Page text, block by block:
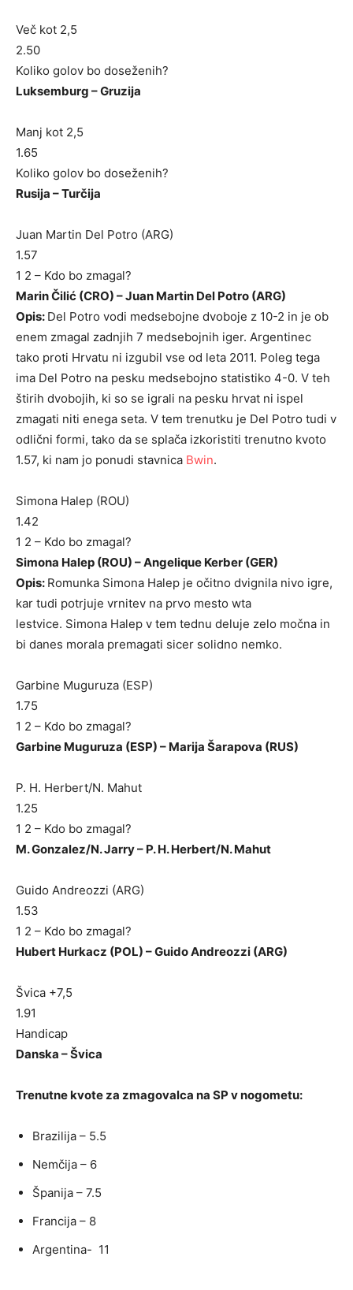
Več kot 2,5
2.50
Koliko golov bo doseženih?
Luksemburg – Gruzija
Manj kot 2,5
1.65
Koliko golov bo doseženih?
Rusija – Turčija
Juan Martin Del Potro (ARG)
1.57
1 2 – Kdo bo zmagal?
Marin Čilić (CRO) – Juan Martin Del Potro (ARG)
Opis: Del Potro vodi medsebojne dvoboje z 10-2 in je ob
enem zmagal zadnjih 7 medsebojnih iger. Argentinec
tako proti Hrvatu ni izgubil vse od leta 2011. Poleg tega
ima Del Potro na pesku medsebojno statistiko 4-0. V teh
štirih dvobojih, ki so se igrali na pesku hrvat ni ispel
zmagati niti enega seta. V tem trenutku je Del Potro tudi v
odlični formi, tako da se splača izkoristiti trenutno kvoto
1.57, ki nam jo ponudi stavnica Bwin.
Simona Halep (ROU)
1.42
1 2 – Kdo bo zmagal?
Simona Halep (ROU) – Angelique Kerber (GER)
Opis: Romunka Simona Halep je očitno dvignila nivo igre,
kar tudi potrjuje vrnitev na prvo mesto wta
lestvice. Simona Halep v tem tednu deluje zelo močna in
bi danes morala premagati sicer solidno nemko.
Garbine Muguruza (ESP)
1.75
1 2 – Kdo bo zmagal?
Garbine Muguruza (ESP) – Marija Šarapova (RUS)
P. H. Herbert/N. Mahut
1.25
1 2 – Kdo bo zmagal?
M. Gonzalez/N. Jarry – P. H. Herbert/N. Mahut
Guido Andreozzi (ARG)
1.53
1 2 – Kdo bo zmagal?
Hubert Hurkacz (POL) – Guido Andreozzi (ARG)
Švica +7,5
1.91
Handicap
Danska – Švica
Trenutne kvote za zmagovalca na SP v nogometu:
Brazilija – 5.5
Nemčija – 6
Španija – 7.5
Francija – 8
Argentina- 11